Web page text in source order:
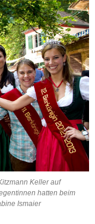
Keller auf
hatten beim
Ismaier